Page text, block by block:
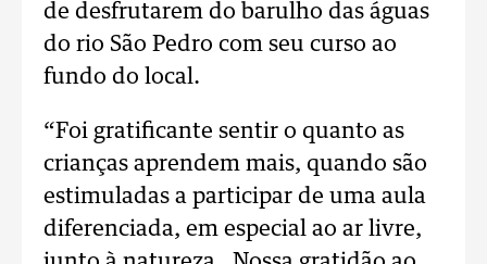
de desfrutarem do barulho das águas
do rio São Pedro com seu curso ao
fundo do local.
“Foi gratificante sentir o quanto as
crianças aprendem mais, quando são
estimuladas a participar de uma aula
diferenciada, em especial ao ar livre,